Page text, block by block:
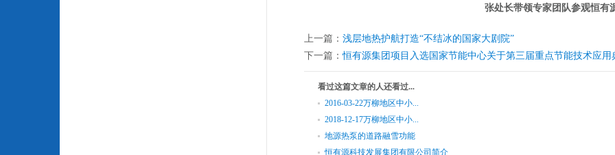
张处长带领专家团队参观恒有
上一篇：浅层地热护航打造“不结冰的国家大剧院”
下一篇：恒有源集团项目入选国家节能中心关于第三届重点节能技术应用
看过这篇文章的人还看过...
2016-03-22万柳地区中小...
2018-12-17万柳地区中小...
地源热泵的道路融雪功能
恒有源科技发展集团有限公司简介